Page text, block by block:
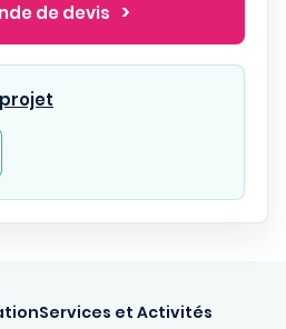
de devis
Services et Activités